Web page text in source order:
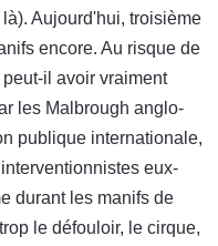
Aujourd'hui, troisième
encore. Au risque de
il avoir vraiment
les Malbrough anglo-
publique internationale,
eux-
durant les manifs de
le défouloir, le cirque,